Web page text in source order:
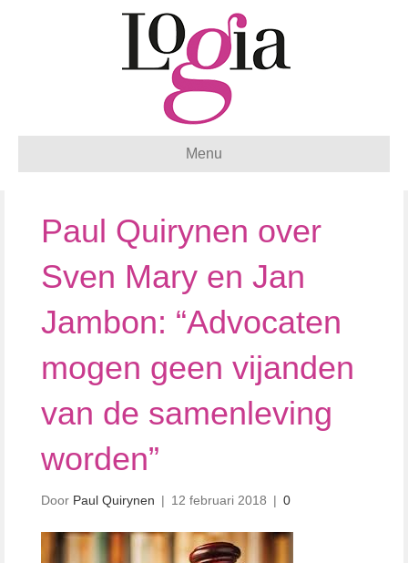
Menu
Paul Quirynen over
Sven Mary en Jan
Jambon: “Advocaten
mogen geen vijanden
van de samenleving
worden”
Door Paul Quirynen | 12 februari 2018 | 0